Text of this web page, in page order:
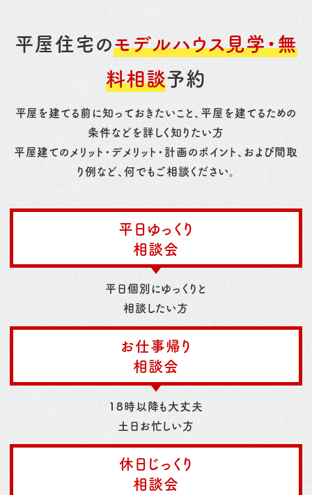
平屋住宅のモデルハウス見学・無
料相談予約
平屋を建てる前に知っておきたいこと、平屋を建てるための
条件などを詳しく知りたい方
平屋建てのメリット・デメリット・計画のポイント、および間取
り例など、何でもご相談ください。
平日ゆっくり
相談会
平日個別にゆっくりと
相談したい方
お仕事帰り
相談会
18時以降も大丈夫
土日お忙しい方
休日じっくり
相談会